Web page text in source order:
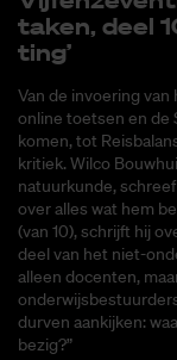
ta­ken, deel
ting’
Van de invoering
online toetsen en de
komen, tot
kritiek. Wilco
natuurkunde,
over alles wat hem
(van 10), schrijft hij
deel van het niet-
alleen docenten,
durven aankijken:
bezig?”